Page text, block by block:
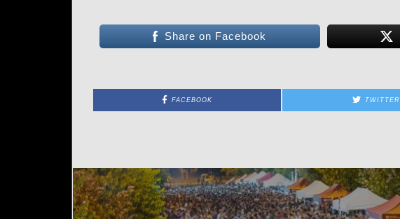
Share on Facebook
FACEBOOK TWITTER